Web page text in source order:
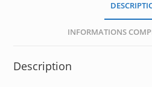
INFORMATIONS
Description